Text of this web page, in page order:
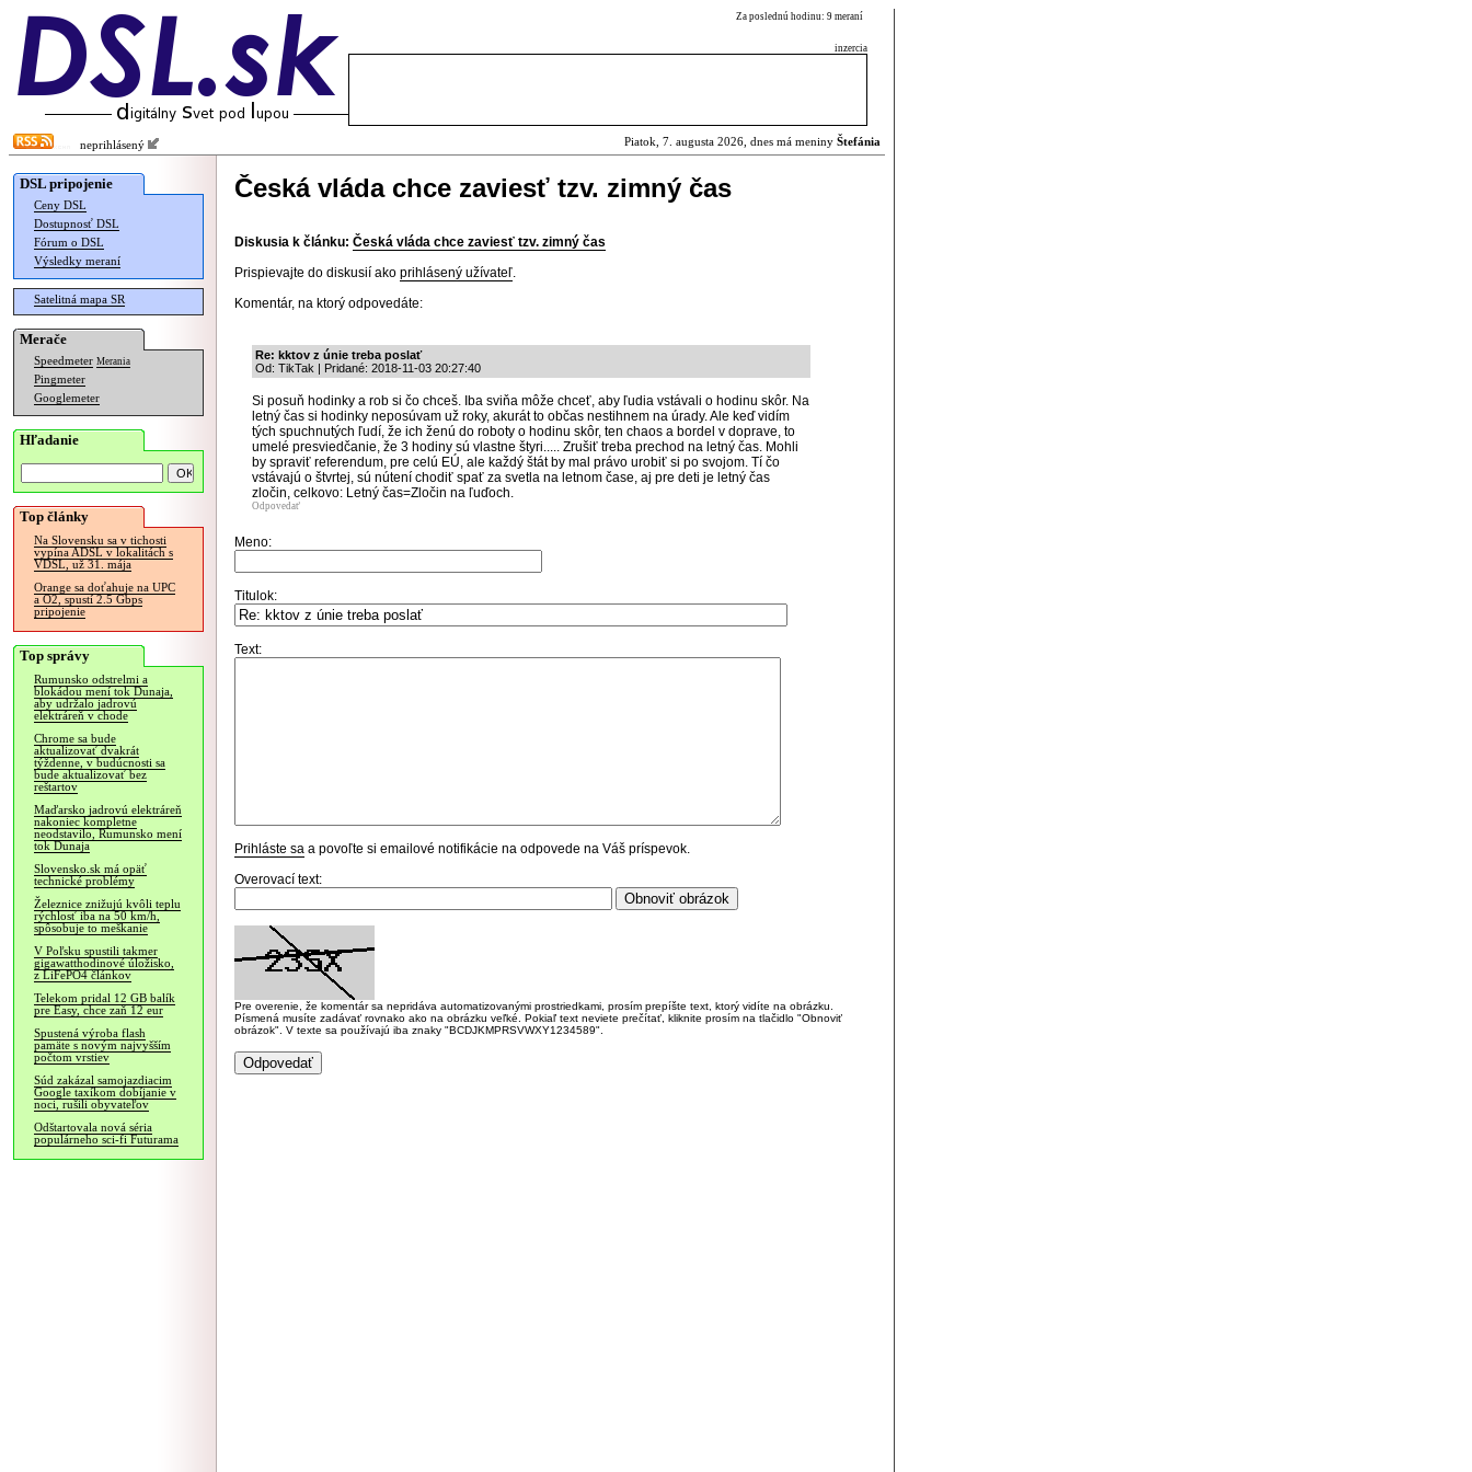
Za poslednú hodinu: 9 meraní
inzercia
neprihlásený Piatok, 7. augusta 2026, dnes má meniny Štefánia
DSL pripojenie
Ceny DSL
Dostupnosť DSL
Fórum o DSL
Výsledky meraní
Satelitná mapa SR
Merače
Speedmeter Merania
Pingmeter
Googlemeter
Hľadanie
Top články
Na Slovensku sa v tichosti
vypína ADSL v lokalitách s
VDSL, už 31. mája
Orange sa doťahuje na UPC
a O2, spustí 2.5 Gbps
pripojenie
Top správy
Rumunsko odstrelmi a
blokádou mení tok Dunaja,
aby udržalo jadrovú
elektráreň v chode
Chrome sa bude
aktualizovať dvakrát
týždenne, v budúcnosti sa
bude aktualizovať bez
reštartov
Maďarsko jadrovú elektráreň
nakoniec kompletne
neodstavilo, Rumunsko mení
tok Dunaja
Slovensko.sk má opäť
technické problémy
Železnice znižujú kvôli teplu
rýchlosť iba na 50 km/h,
spôsobuje to meškanie
V Poľsku spustili takmer
gigawatthodinové úložisko,
z LiFePO4 článkov
Telekom pridal 12 GB balík
pre Easy, chce zaň 12 eur
Spustená výroba flash
pamäte s novým najvyšším
počtom vrstiev
Súd zakázal samojazdiacim
Google taxíkom dobíjanie v
noci, rušili obyvateľov
Odštartovala nová séria
populárneho sci-fi Futurama
Česká vláda chce zaviesť tzv. zimný čas
Diskusia k článku: Česká vláda chce zaviesť tzv. zimný čas
Prispievajte do diskusií ako prihlásený užívateľ.
Komentár, na ktorý odpovedáte:
Re: kktov z únie treba poslať
Od: TikTak | Pridané: 2018-11-03 20:27:40
Si posuň hodinky a rob si čo chceš. Iba sviňa môže chceť, aby ľudia vstávali o hodinu skôr. Na
letný čas si hodinky neposúvam už roky, akurát to občas nestihnem na úrady. Ale keď vidím
tých spuchnutých ľudí, že ich ženú do roboty o hodinu skôr, ten chaos a bordel v doprave, to
umelé presviedčanie, že 3 hodiny sú vlastne štyri..... Zrušiť treba prechod na letný čas. Mohli
by spraviť referendum, pre celú EÚ, ale každý štát by mal právo urobiť si po svojom. Tí čo
vstávajú o štvrtej, sú nútení chodiť spať za svetla na letnom čase, aj pre deti je letný čas
zločin, celkovo: Letný čas=Zločin na ľuďoch.
Odpovedať
Meno:
Titulok:
Text:
Prihláste sa a povoľte si emailové notifikácie na odpovede na Váš príspevok.
Overovací text:
Pre overenie, že komentár sa nepridáva automatizovanými prostriedkami, prosím prepíšte text, ktorý vidíte na obrázku.
Písmená musíte zadávať rovnako ako na obrázku veľké. Pokiaľ text neviete prečítať, kliknite prosím na tlačidlo "Obnoviť
obrázok". V texte sa používajú iba znaky "BCDJKMPRSVWXY1234589".